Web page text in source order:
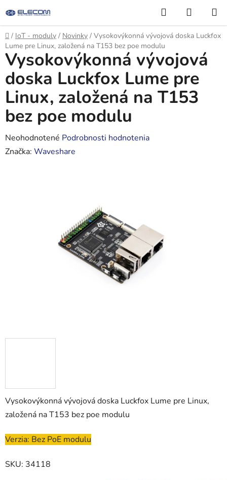
na
obsah
Hľadať
KOŠÍK
Domov
/ IoT - moduly / Novinky / Vysokovýkonná vývojová doska Luckfox
Lume pre Linux, založená na T153 bez poe modulu
Vysokovýkonná vývojová doska Luckfox Lume pre Linux,
založená na T153 bez poe modulu
Verzia: Bez PoE modulu
SKU: 34118
Vysokovýkonná vývojová
doska Luckfox Lume pre
Linux, založená na T153
bez poe modulu
Priemerné
hodnotenie
Neohodnotené Podrobnosti hodnotenia
Značka: Waveshare